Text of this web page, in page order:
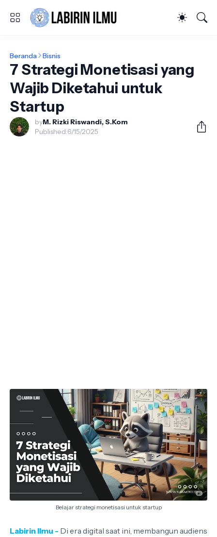
Beranda Bisnis
7 Strategi Monetisasi yang
Wajib Diketahui untuk
Startup
byM. Rizki Riswandi, S.Kom
Published:6/15/2025
Belajar strategi monetisasi untuk startup
Labirin Ilmu - Di era digital saat ini, membangun audiens